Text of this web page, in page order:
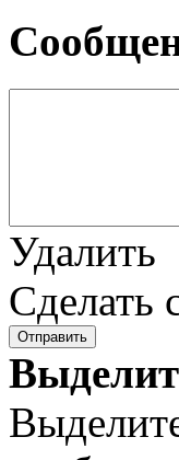
Удалить
Сделать
Отправить